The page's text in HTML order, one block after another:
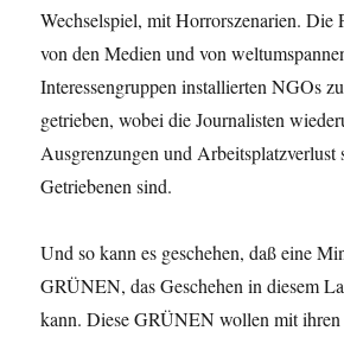
Wechselspiel, mit Horrorszenarien. Die
von den Medien und von
Interessengruppen installierten NGOs
getrieben, wobei die Journalisten
Ausgrenzungen und Arbeitsplatzverlust
Getriebenen sind.
Und so kann es geschehen, daß eine
GRÜNEN, das Geschehen in diesem
kann. Diese GRÜNEN wollen mit ihren